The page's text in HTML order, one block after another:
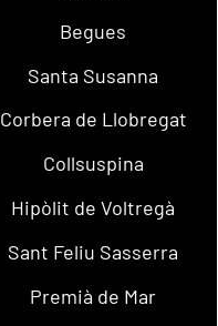
Begues
Santa Susanna
Corbera de Llobregat
Collsuspina
Hipòlit de Voltregà
Sant Feliu Sasserra
Premià de Mar